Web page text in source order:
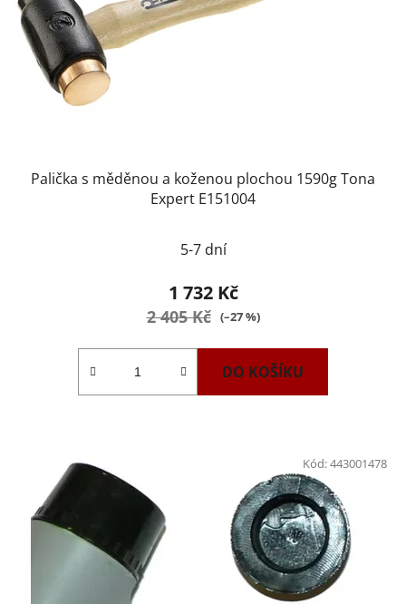
Palička s měděnou a koženou plochou 1590g Tona
Expert E151004
5-7 dní
1 732 Kč
2 405 Kč (–27 %)
DO KOŠÍKU
Kód:443001478